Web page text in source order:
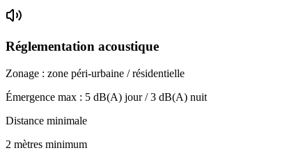
Réglementation acoustique
Zonage : zone péri-urbaine / résidentielle
Émergence max : 5 dB(A) jour /3 dB(A) nuit
Distance minimale
2 mètres minimum